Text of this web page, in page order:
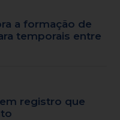
a formação de
temporais entre
registro que